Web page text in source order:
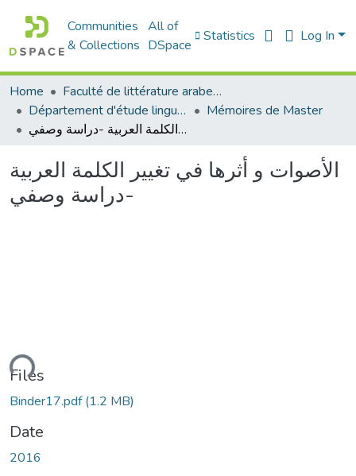
Communities
& Collections
All of
DSpace
Statistics Log In
Home
Faculté de littérature arabe et des arts
Département d'étude linguistique
Mémoires de Master
الأصوات و أثرها في تغيير الكلمة العربية -دراسة وصفي
الأصوات و أثرها في تغيير الكلمة العربية
-دراسة وصفي
Files
Binder17.pdf(1.2 MB)
Date
2016